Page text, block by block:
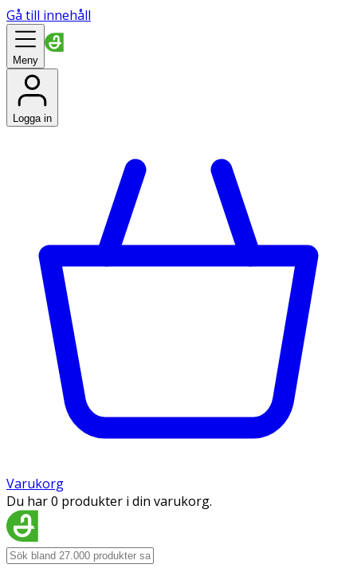
Gå till innehåll
Meny
Logga in
Varukorg
Du har 0 produkter i din varukorg.